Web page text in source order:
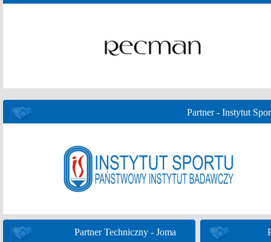
Partner - Instytut
Partner Techniczny - Joma